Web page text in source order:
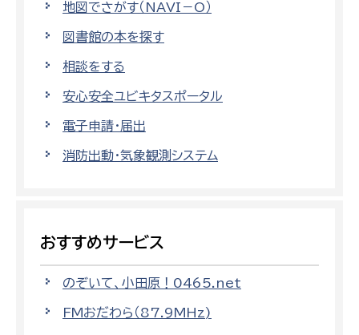
地図でさがす（NAVI－O）
図書館の本を探す
相談をする
安心安全ユビキタスポータル
電子申請・届出
消防出動・気象観測システム
おすすめサービス
のぞいて、小田原！0465.net
FMおだわら（87.9MHz)